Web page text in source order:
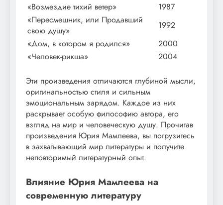
«Возмездие тихий ветер»
1987
«Пересмешник, или Продавший
свою душу»
1992
«Дом, в котором я родился»
2000
«Человек-рикша»
2004
Эти произведения отличаются глубиной мысли,
оригинальностью стиля и сильным
эмоциональным зарядом. Каждое из них
раскрывает особую философию автора, его
взгляд на мир и человеческую душу. Прочитав
произведения Юрия Мамлеева, вы погрузитесь
в захватывающий мир литературы и получите
неповторимый литературный опыт.
Влияние Юрия Мамлеева на
современную литературу